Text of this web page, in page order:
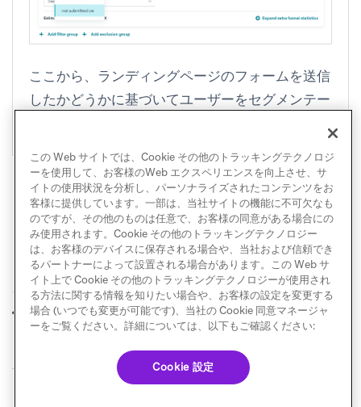
ここから、ランディングページのフォームを送信
したかどうかに基づいてユーザーをセグメンテー
前へ ユーザーの追跡 次へ
ランディングページ
のパーソナライズ
© Braze. All Rights Reserved Privacy Policy
この Web サイトでは、Cookie その他のトラッキングテクノロジ
ーを使用して、お客様のWeb エクスペリエンスを向上させ、サ
イトの使用状況を分析し、パーソナライズされたコンテンツをお
客様に提供しています。一部は、当社サイトの機能に不可欠なも
のですが、その他のものは任意で、お客様の同意がある場合にの
み使用されます。Cookie その他のトラッキングテクノロジー
は、お客様のデバイスに保存される場合や、当社および信頼でき
るパートナーによって設置される場合があります。この Web サ
イト上で Cookie その他のトラッキングテクノロジーが使用され
る方法に関する情報を知りたい場合や、お客様の設定を変更する
場合 (いつでも変更が可能です)、当社の Cookie 同意マネージャ
ーをご覧ください。詳細については、以下もご確認ください:
Cookie 設定